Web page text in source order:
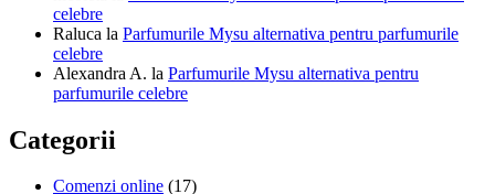
celebre
Raluca la Parfumurile Mysu alternativa pentru parfumurile
celebre
Alexandra A. la Parfumurile Mysu alternativa pentru
parfumurile celebre
Categorii
Comenzi online (17)